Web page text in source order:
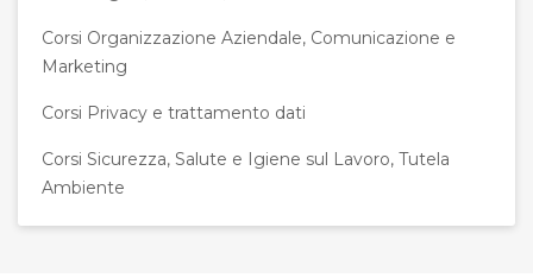
Corsi Organizzazione Aziendale, Comunicazione e
Marketing
Corsi Privacy e trattamento dati
Corsi Sicurezza, Salute e Igiene sul Lavoro, Tutela
Ambiente